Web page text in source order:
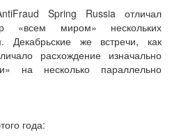
Spring Russia отличал
«всем миром» нескольких
Декабрьские же встречи, как
расхождение изначально
на несколько параллельно
года: